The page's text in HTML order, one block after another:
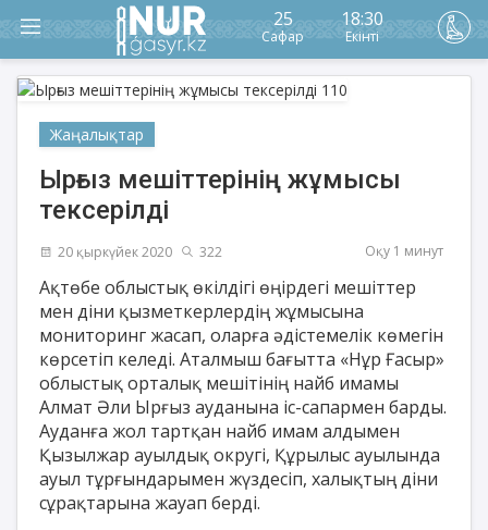
25
Сафар
18:30
Екінті
Жаңалықтар
Ырғыз мешіттерінің жұмысы
тексерілді
20 қыркүйек 2020 322 Оқу 1 минут
Ақтөбе облыстық өкілдігі өңірдегі мешіттер
мен діни қызметкерлердің жұмысына
мониторинг жасап, оларға әдістемелік көмегін
көрсетіп келеді. Аталмыш бағытта «Нұр Ғасыр»
облыстық орталық мешітінің найб имамы
Алмат Әли Ырғыз ауданына іс-сапармен барды.
Ауданға жол тартқан найб имам алдымен
Қызылжар ауылдық округі, Құрылыс ауылында
ауыл тұрғындарымен жүздесіп, халықтың діни
сұрақтарына жауап берді.